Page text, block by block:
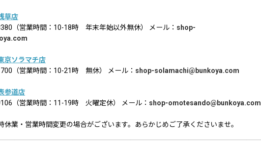
草店
（営業時間：10-18時 年末年始以外無休） メール： shop-
京ソラマチ店
（営業時間：10-21時 無休） メール： shop-solamachi@bunkoya.com
参道店
（営業時間：11-19時 火曜定休） メール： shop-omotesando@bunkoya.com
業・営業時間変更の場合がございます。あらかじめご了承くださいませ。